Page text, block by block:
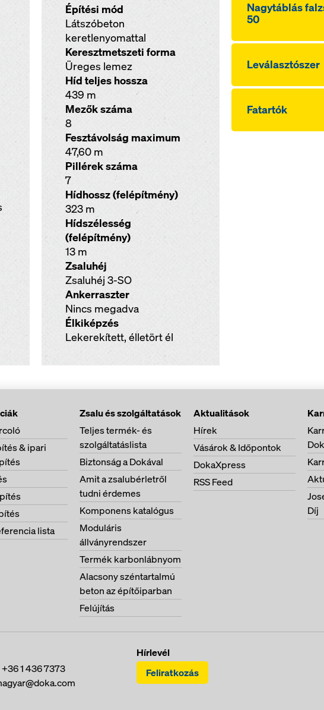
Építési mód
Látszóbeton
keretlenyomattal
Keresztmetszeti forma
Üreges lemez
Híd teljes hossza
439 m
Mezők száma
8
Fesztávolság maximum
47,60 m
Pillérek száma
7
Hídhossz (felépítmény)
323 m
Hídszélesség
(felépítmény)
13 m
Zsaluhéj
Zsaluhéj 3-SO
Ankerraszter
Nincs megadva
Élkiképzés
Lekerekített, élletört él
Nagytáblás
50
Leválasztószer
Fatartók
& ipari
lista
Zsalu és szolgáltatások
Teljes termék- és
szolgáltatáslista
Biztonság a Dokával
Amit a zsalubérletről
tudni érdemes
Komponens katalógus
Moduláris
állványrendszer
Termék karbonlábnyom
Alacsony széntartalmú
beton az építőiparban
Felújítás
Aktualitások
Hírek
Vásárok & Időpontok
DokaXpress
RSS Feed
Díj
+36 1 436 7373
Hírlevél
Feliratkozás